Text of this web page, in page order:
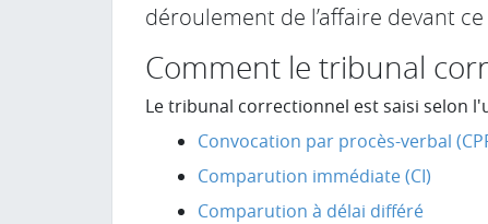
déroulement de l’affaire devant
Comment le tribunal
Le tribunal correctionnel est saisi selon
Convocation par procès-verbal
Comparution immédiate (CI)
Comparution à délai différé